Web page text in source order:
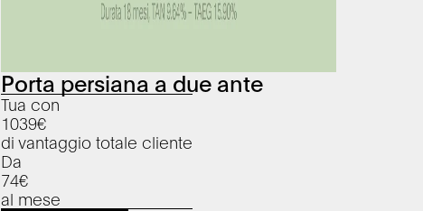
Porta persiana a due ante
Tua con
1039€
di vantaggio totale cliente
Da
74€
al mese